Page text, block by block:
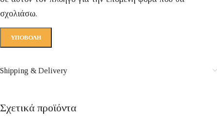
σχολιάσω.
Shipping & Delivery
Σχετικά προϊόντα